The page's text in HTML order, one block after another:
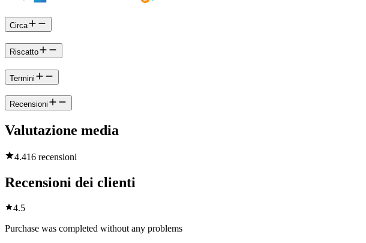
Circa
Riscatto
Termini
Recensioni
Valutazione media
4.416 recensioni
Recensioni dei clienti
4.5
Purchase was completed without any problems